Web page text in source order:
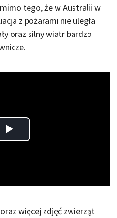
tego, że w Australii w
z pożarami nie uległa
oraz silny wiatr bardzo
Play
więcej zdjęć zwierząt